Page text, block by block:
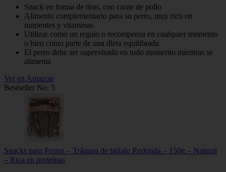
Snack en forma de tiras, con carne de pollo
Alimento complementario para su perro, muy rico en
nutrientes y vitaminas
Utilizar como un regalo o recompensa en cualquier momento
o bien como parte de una dieta equilibrada
El perro debe ser supervisado en todo momento mientras se
alimenta
Ver en Amazon
Bestseller No. 5
Snacks para Perros – Tráquea de búfalo Redonda – 150g – Natural
– Rica en proteínas